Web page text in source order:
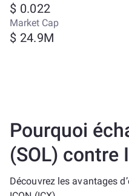
$ 0.022
Market Cap
$ 24.9M
Pourquoi
(SOL) contre
Découvrez les avantages